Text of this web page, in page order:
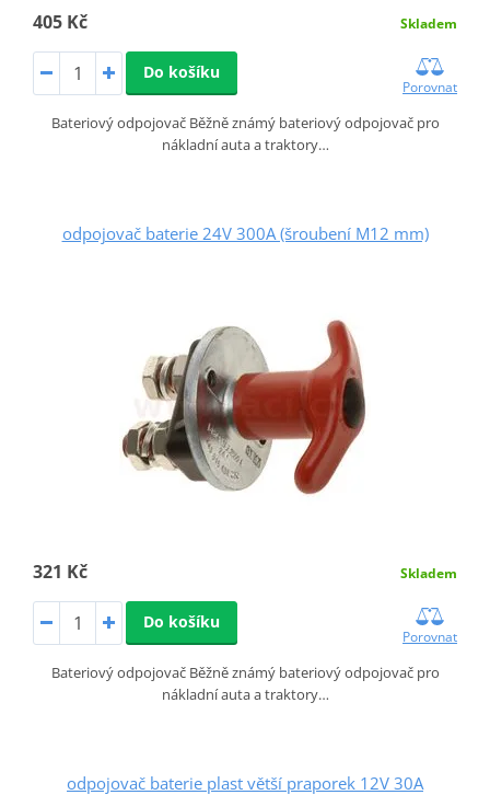
405 Kč Skladem
Do košíku
Porovnat
Bateriový odpojovač Běžně známý bateriový odpojovač pro
nákladní auta a traktory…
odpojovač baterie 24V 300A (šroubení M12 mm)
321 Kč Skladem
Do košíku
Porovnat
Bateriový odpojovač Běžně známý bateriový odpojovač pro
nákladní auta a traktory…
odpojovač baterie plast větší praporek 12V 30A